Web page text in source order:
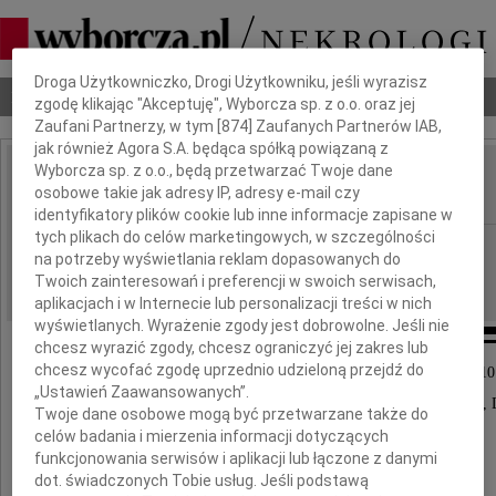
Nekrologi Odeszli Poradnik pogrzebowy
IMIĘ I NAZWISKO: Tadeusz Ziober
REGION: Wrocław
DATA EMISJI: 17.12.2010
Z głębokim żalem zawiadamiamy, że 13 grudnia
po długiej i ciężkiej chorobie, zmarł nasz Mąż, Ojciec,
Dbamy o Twoją prywatność
Droga Użytkowniczko, Drogi Użytkowniku, jeśli wyrazisz
zgodę klikając "Akceptuję", Wyborcza sp. z o.o. oraz jej
Zaufani Partnerzy, w tym [874 ] Zaufanych Partnerów IAB,
jak również Agora S.A. będąca spółką powiązaną z
Wyborcza sp. z o.o., będą przetwarzać Twoje dane
osobowe takie jak adresy IP, adresy e-mail czy
identyfikatory plików cookie lub inne informacje zapisane w
tych plikach do celów marketingowych, w szczególności
na potrzeby wyświetlania reklam dopasowanych do
Twoich zainteresowań i preferencji w swoich serwisach,
aplikacjach i w Internecie lub personalizacji treści w nich
wyświetlanych. Wyrażenie zgody jest dobrowolne. Jeśli nie
chcesz wyrazić zgody, chcesz ograniczyć jej zakres lub
chcesz wycofać zgodę uprzednio udzieloną przejdź do
„Ustawień Zaawansowanych”.
Twoje dane osobowe mogą być przetwarzane także do
celów badania i mierzenia informacji dotyczących
funkcjonowania serwisów i aplikacji lub łączone z danymi
dot. świadczonych Tobie usług. Jeśli podstawą